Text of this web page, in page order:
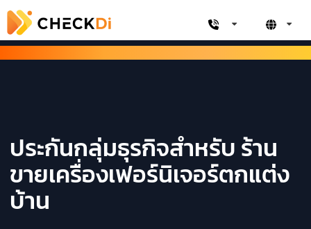
ประกันกลุ่มธุรกิจสำหรับ ร้าน
ขายเครื่องเฟอร์นิเจอร์ตกแต่ง
บ้าน